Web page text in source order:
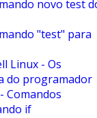
novo test
"test" para
Linux - Os
do programador
Comandos
if